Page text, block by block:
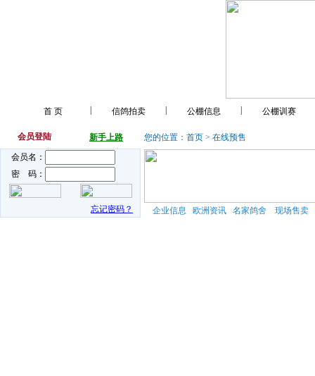
首 页 信鸽拍卖 公棚信息 公棚训赛
会员登陆
新手上路
会员名：
密 码：
忘记密码？
您的位置： 首页 > 在线预售
企业信息 欧洲资讯 名家鸽舍 现场售卖